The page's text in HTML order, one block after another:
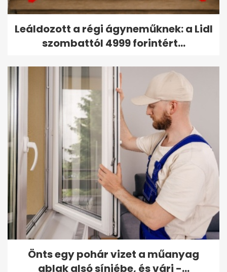
Leáldozott a régi ágyneműknek: a Lidl
szombattól 4999 forintért...
Önts egy pohár vizet a műanyag
ablak alsó sínjébe, és várj -...